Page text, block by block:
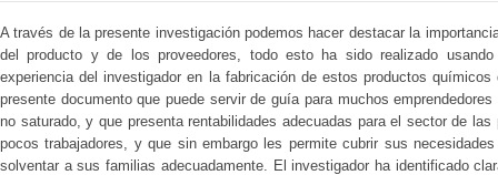
A través de la presente investigación podemos hacer destacar la
del producto y de los proveedores, todo esto ha sido realizado
experiencia del investigador en la fabricación de estos productos
presente documento que puede servir de guía para muchos
no saturado, y que presenta rentabilidades adecuadas para el sector de
pocos trabajadores, y que sin embargo les permite cubrir sus
solventar a sus familias adecuadamente. El investigador ha identificado